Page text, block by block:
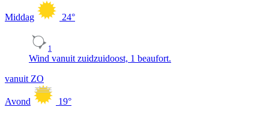
Middag 24°
1
Wind vanuit zuidzuidoost, 1 beaufort.
vanuit ZO
Avond 19°